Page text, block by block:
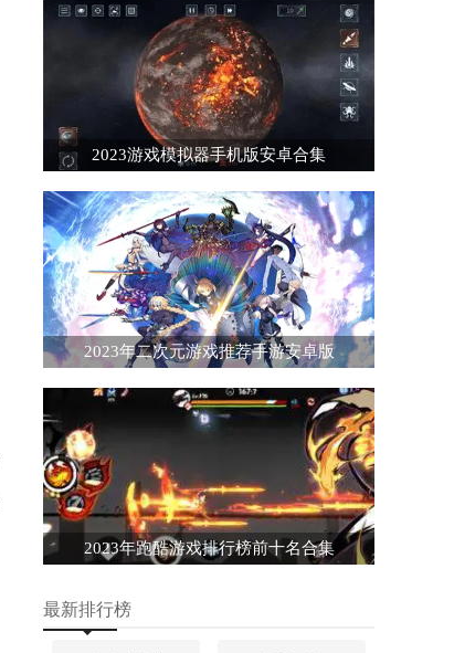
2023游戏模拟器手机版安卓合集
2023年二次元游戏推荐手游安卓版
2023年跑酷游戏排行榜前十名合集
最新排行榜